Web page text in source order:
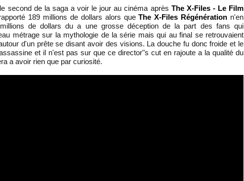
second de la saga a voir le jour au cinéma après The X-Files - Le Film
189 millions de dollars alors queThe X-Files Régénération n'en
de dollars du a une grosse déception de la part des fans qui
métrage sur la mythologie de la série mais qui au final se retrouvaient
d'un prête se disant avoir des visions. La douche fu donc froide et le
et il n'est pas sur que ce director"s cut en rajoute a la qualité du
a avoir rien que par curiosité.